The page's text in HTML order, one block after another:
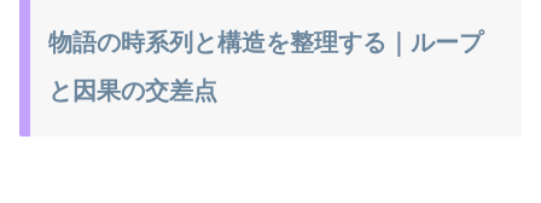
物語の時系列と構造を整理する｜ループ
と因果の交差点